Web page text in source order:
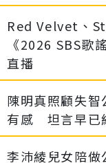
Red Velvet、
《2026 SBS歌
直播
陳明真照顧失
有感 坦言早已
李沛綾兒女陪做